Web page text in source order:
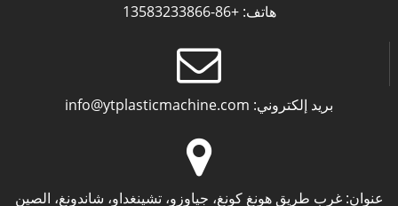
هاتف: +86-13583233866
بريد إلكتروني: info@ytplasticmachine.com
عنوان: غرب طريق هونغ كونغ، جياوزو، تشينغداو، شاندونغ، الصين